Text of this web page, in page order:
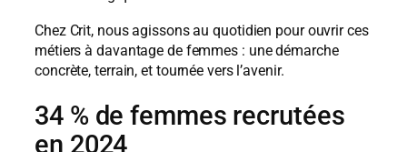
Chez Crit, nous agissons au quotidien pour ouvrir ces
métiers à davantage de femmes : une démarche
concrète, terrain, et tournée vers l’avenir.
34 % de femmes recrutées
en 2024